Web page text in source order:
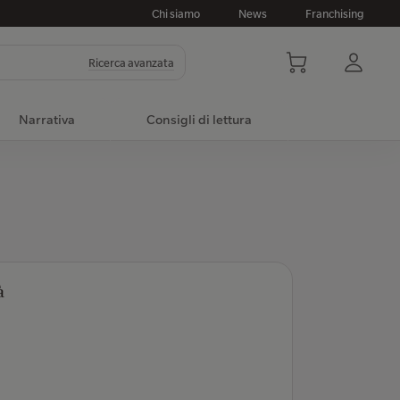
Chi siamo News Franchising
Ricerca avanzata
Narrativa Consigli di lettura